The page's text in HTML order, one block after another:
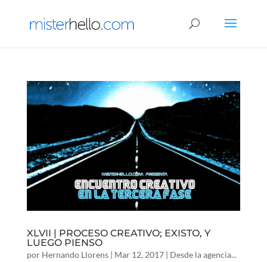
XLVII | PROCESO CREATIVO; EXISTO, Y
LUEGO PIENSO
por Hernando Llorens| Mar 12, 2017| Desde la agencia...